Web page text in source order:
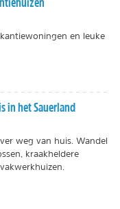
en leuke
in het Sauerland
weg van huis. Wandel
kraakheldere